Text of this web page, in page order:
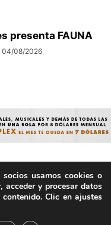
presenta FAUNA
04/08/2026
por humanos, no por
reservados.
usamos cookies o
acceder y procesar datos
Clic en ajustes